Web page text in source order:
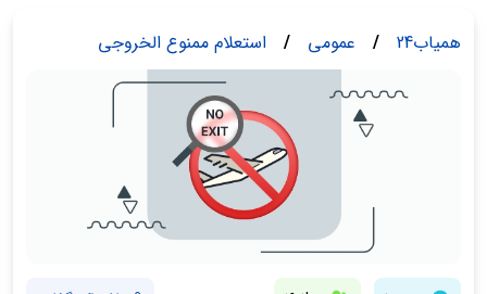
همیاب24 / عمومی / استعلام ممنوع الخروجی